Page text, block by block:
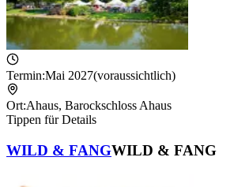
Termin:Mai 2027(voraussichtlich)
Ort:Ahaus, Barockschloss Ahaus
Tippen für Details
WILD & FANGWILD & FANG